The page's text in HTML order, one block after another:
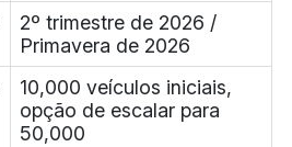
2º trimestre de 2026 /
Primavera de 2026
10,000 veículos iniciais,
opção de escalar para
50,000